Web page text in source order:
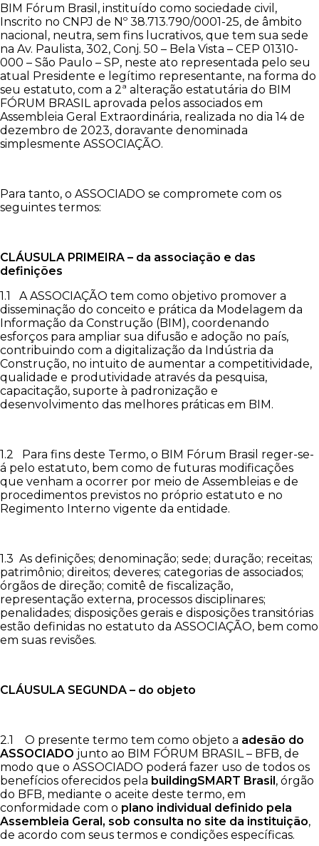
BIM Fórum Brasil, instituído como sociedade civil,
Inscrito no CNPJ de Nº 38.713.790/0001-25, de âmbito
nacional, neutra, sem fins lucrativos, que tem sua sede
na Av. Paulista, 302, Conj. 50 – Bela Vista – CEP 01310-
000 – São Paulo – SP, neste ato representada pelo seu
atual Presidente e legítimo representante, na forma do
seu estatuto, com a 2ª alteração estatutária do BIM
FÓRUM BRASIL aprovada pelos associados em
Assembleia Geral Extraordinária, realizada no dia 14 de
dezembro de 2023, doravante denominada
simplesmente ASSOCIAÇÃO.
Para tanto, o ASSOCIADO se compromete com os
seguintes termos:
CLÁUSULA PRIMEIRA – da associação e das
definições
1.1 A ASSOCIAÇÃO tem como objetivo promover a
disseminação do conceito e prática da Modelagem da
Informação da Construção (BIM), coordenando
esforços para ampliar sua difusão e adoção no país,
contribuindo com a digitalização da Indústria da
Construção, no intuito de aumentar a competitividade,
qualidade e produtividade através da pesquisa,
capacitação, suporte à padronização e
desenvolvimento das melhores práticas em BIM.
1.2 Para fins deste Termo, o BIM Fórum Brasil reger-se-
á pelo estatuto, bem como de futuras modificações
que venham a ocorrer por meio de Assembleias e de
procedimentos previstos no próprio estatuto e no
Regimento Interno vigente da entidade.
1.3 As definições; denominação; sede; duração; receitas;
patrimônio; direitos; deveres; categorias de associados;
órgãos de direção; comitê de fiscalização,
representação externa, processos disciplinares;
penalidades; disposições gerais e disposições transitórias
estão definidas no estatuto da ASSOCIAÇÃO, bem como
em suas revisões.
CLÁUSULA SEGUNDA – do objeto
2.1 O presente termo tem como objeto a adesão do
ASSOCIADO junto ao BIM FÓRUM BRASIL – BFB, de
modo que o ASSOCIADO poderá fazer uso de todos os
benefícios oferecidos pela buildingSMART Brasil, órgão
do BFB, mediante o aceite deste termo, em
conformidade com o plano individual definido pela
Assembleia Geral, sob consulta no site da instituição,
de acordo com seus termos e condições específicas.